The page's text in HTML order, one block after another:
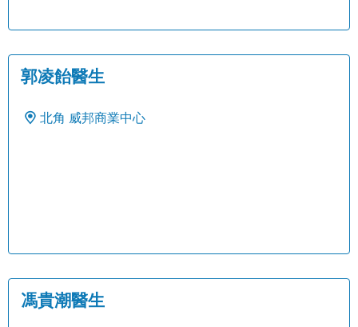
郭凌飴醫生
北角 威邦商業中心
馮貴潮醫生